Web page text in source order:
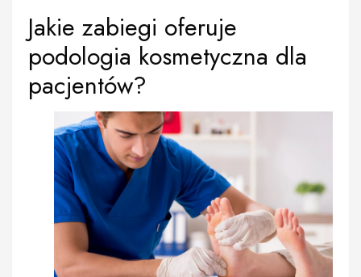
Jakie zabiegi oferuje
podologia kosmetyczna dla
pacjentów?